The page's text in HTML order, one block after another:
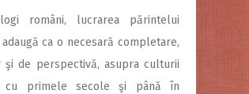
români, lucrarea părintelui
ca o necesară completare,
de perspectivă, asupra culturii
cu primele secole şi până în